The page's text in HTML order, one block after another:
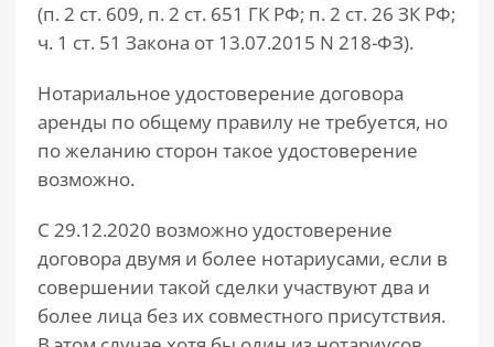
(п. 2 ст. 609, п. 2 ст. 651 ГК РФ; п. 2 ст. 26 ЗК РФ;
ч. 1 ст. 51 Закона от 13.07.2015 N 218-ФЗ).
Нотариальное удостоверение договора
аренды по общему правилу не требуется, но
по желанию сторон такое удостоверение
возможно.
С 29.12.2020 возможно удостоверение
договора двумя и более нотариусами, если в
совершении такой сделки участвуют два и
более лица без их совместного присутствия.